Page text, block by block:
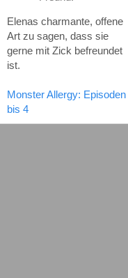
Elenas charmante, offene
Art zu sagen, dass sie
gerne mit Zick befreundet
ist.
Monster Allergy: Episoden
bis 4